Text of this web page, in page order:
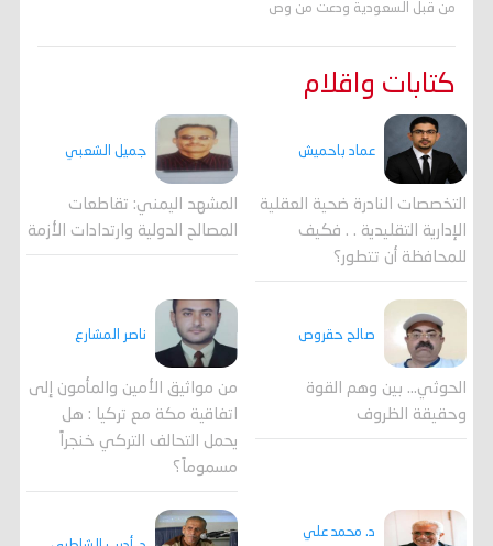
من قبل السعودية ودعت من وص
كتابات واقلام
عماد باحميش
التخصصات النادرة ضحية العقلية
الإدارية التقليدية . . فكيف
للمحافظة أن تتطور؟
جميل الشعبي
المشهد اليمني: تقاطعات
المصالح الدولية وارتدادات الأزمة
صالح حقروص
الحوثي... بين وهم القوة
وحقيقة الظروف
ناصر المشارع
من مواثيق الأمين والمأمون إلى
اتفاقية مكة مع تركيا : هل
يحمل التحالف التركي خنجراً
مسموماً؟
د. محمد علي